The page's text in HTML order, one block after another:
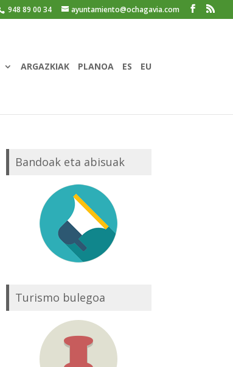
948 89 00 34 ayuntamiento@ochagavia.com
ARGAZKIAK PLANOA ES EU
Bandoak eta abisuak
Turismo bulegoa